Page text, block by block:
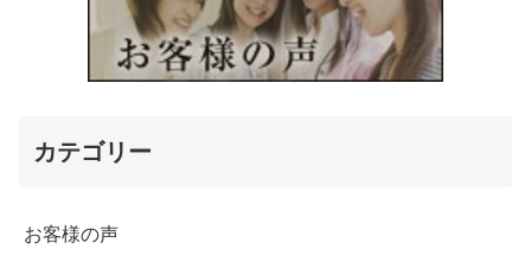
カテゴリー
お客様の声